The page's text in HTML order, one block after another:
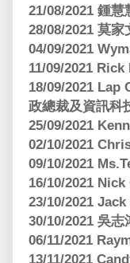
21/08/2021 鍾
28/08/2021 莫
04/09/2021
11/09/2021
18/09/2021
政總裁及資訊科
25/09/2021
02/10/2021
09/10/2021
16/10/2021
23/10/2021
30/10/2021 吳
06/11/2021
13/11/2021